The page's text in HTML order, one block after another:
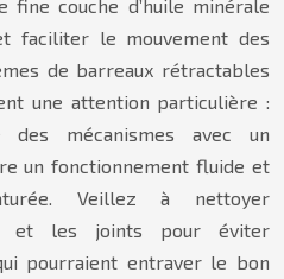
fine couche d’huile minérale
faciliter le mouvement des
de barreaux rétractables
une attention particulière :
des mécanismes avec un
un fonctionnement fluide et
Veillez à nettoyer
et les joints pour éviter
pourraient entraver le bon